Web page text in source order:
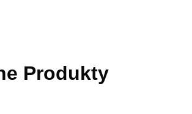
Produkty